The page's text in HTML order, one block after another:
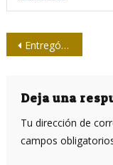
entradas
Entregó la Upec reconocimiento a Círculo Social Obrero Félix Elmusa
Deja una
Tu dirección de
campos